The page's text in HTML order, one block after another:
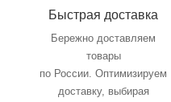
Рукоятка:
Максимальная температура:
Быстрая доставка
Бережно доставляем
товары
по России. Оптимизируем
доставку, выбирая